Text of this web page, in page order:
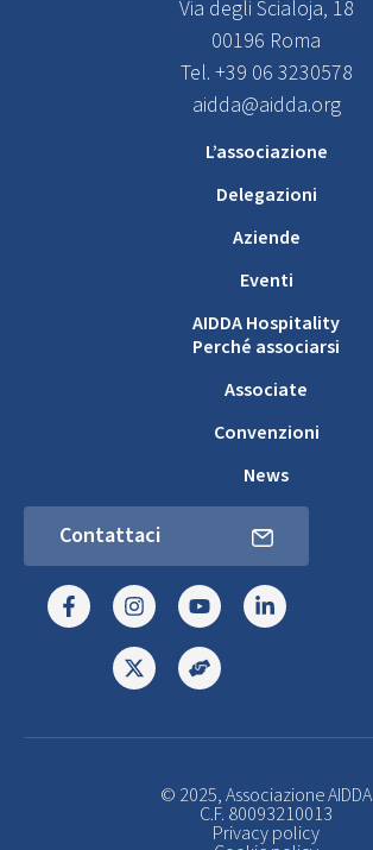
Via degli Scialoja, 18
00196 Roma
Tel. +39 06 3230578
aidda@aidda.org
L’associazione
Delegazioni
Aziende
Eventi
AIDDA Hospitality
Perché associarsi
Associate
Convenzioni
News
Contattaci
© 2025, Associazione AIDDA
C.F. 80093210013
Privacy policy